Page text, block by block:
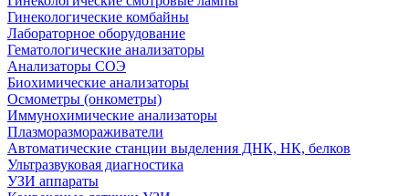
Гинекологические комбайны
Лабораторное оборудование
Гематологические анализаторы
Анализаторы СОЭ
Биохимические анализаторы
Осмометры (онкометры)
Иммунохимические анализаторы
Плазморазмораживатели
Автоматические станции выделения ДНК, НК, белков
Ультразвуковая диагностика
УЗИ аппараты